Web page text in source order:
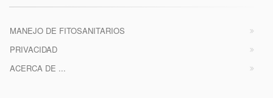
MANEJO DE FITOSANITARIOS
PRIVACIDAD
ACERCA DE ...